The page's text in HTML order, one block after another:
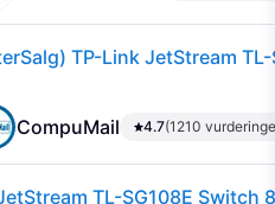
CompuMail 4.7(1210